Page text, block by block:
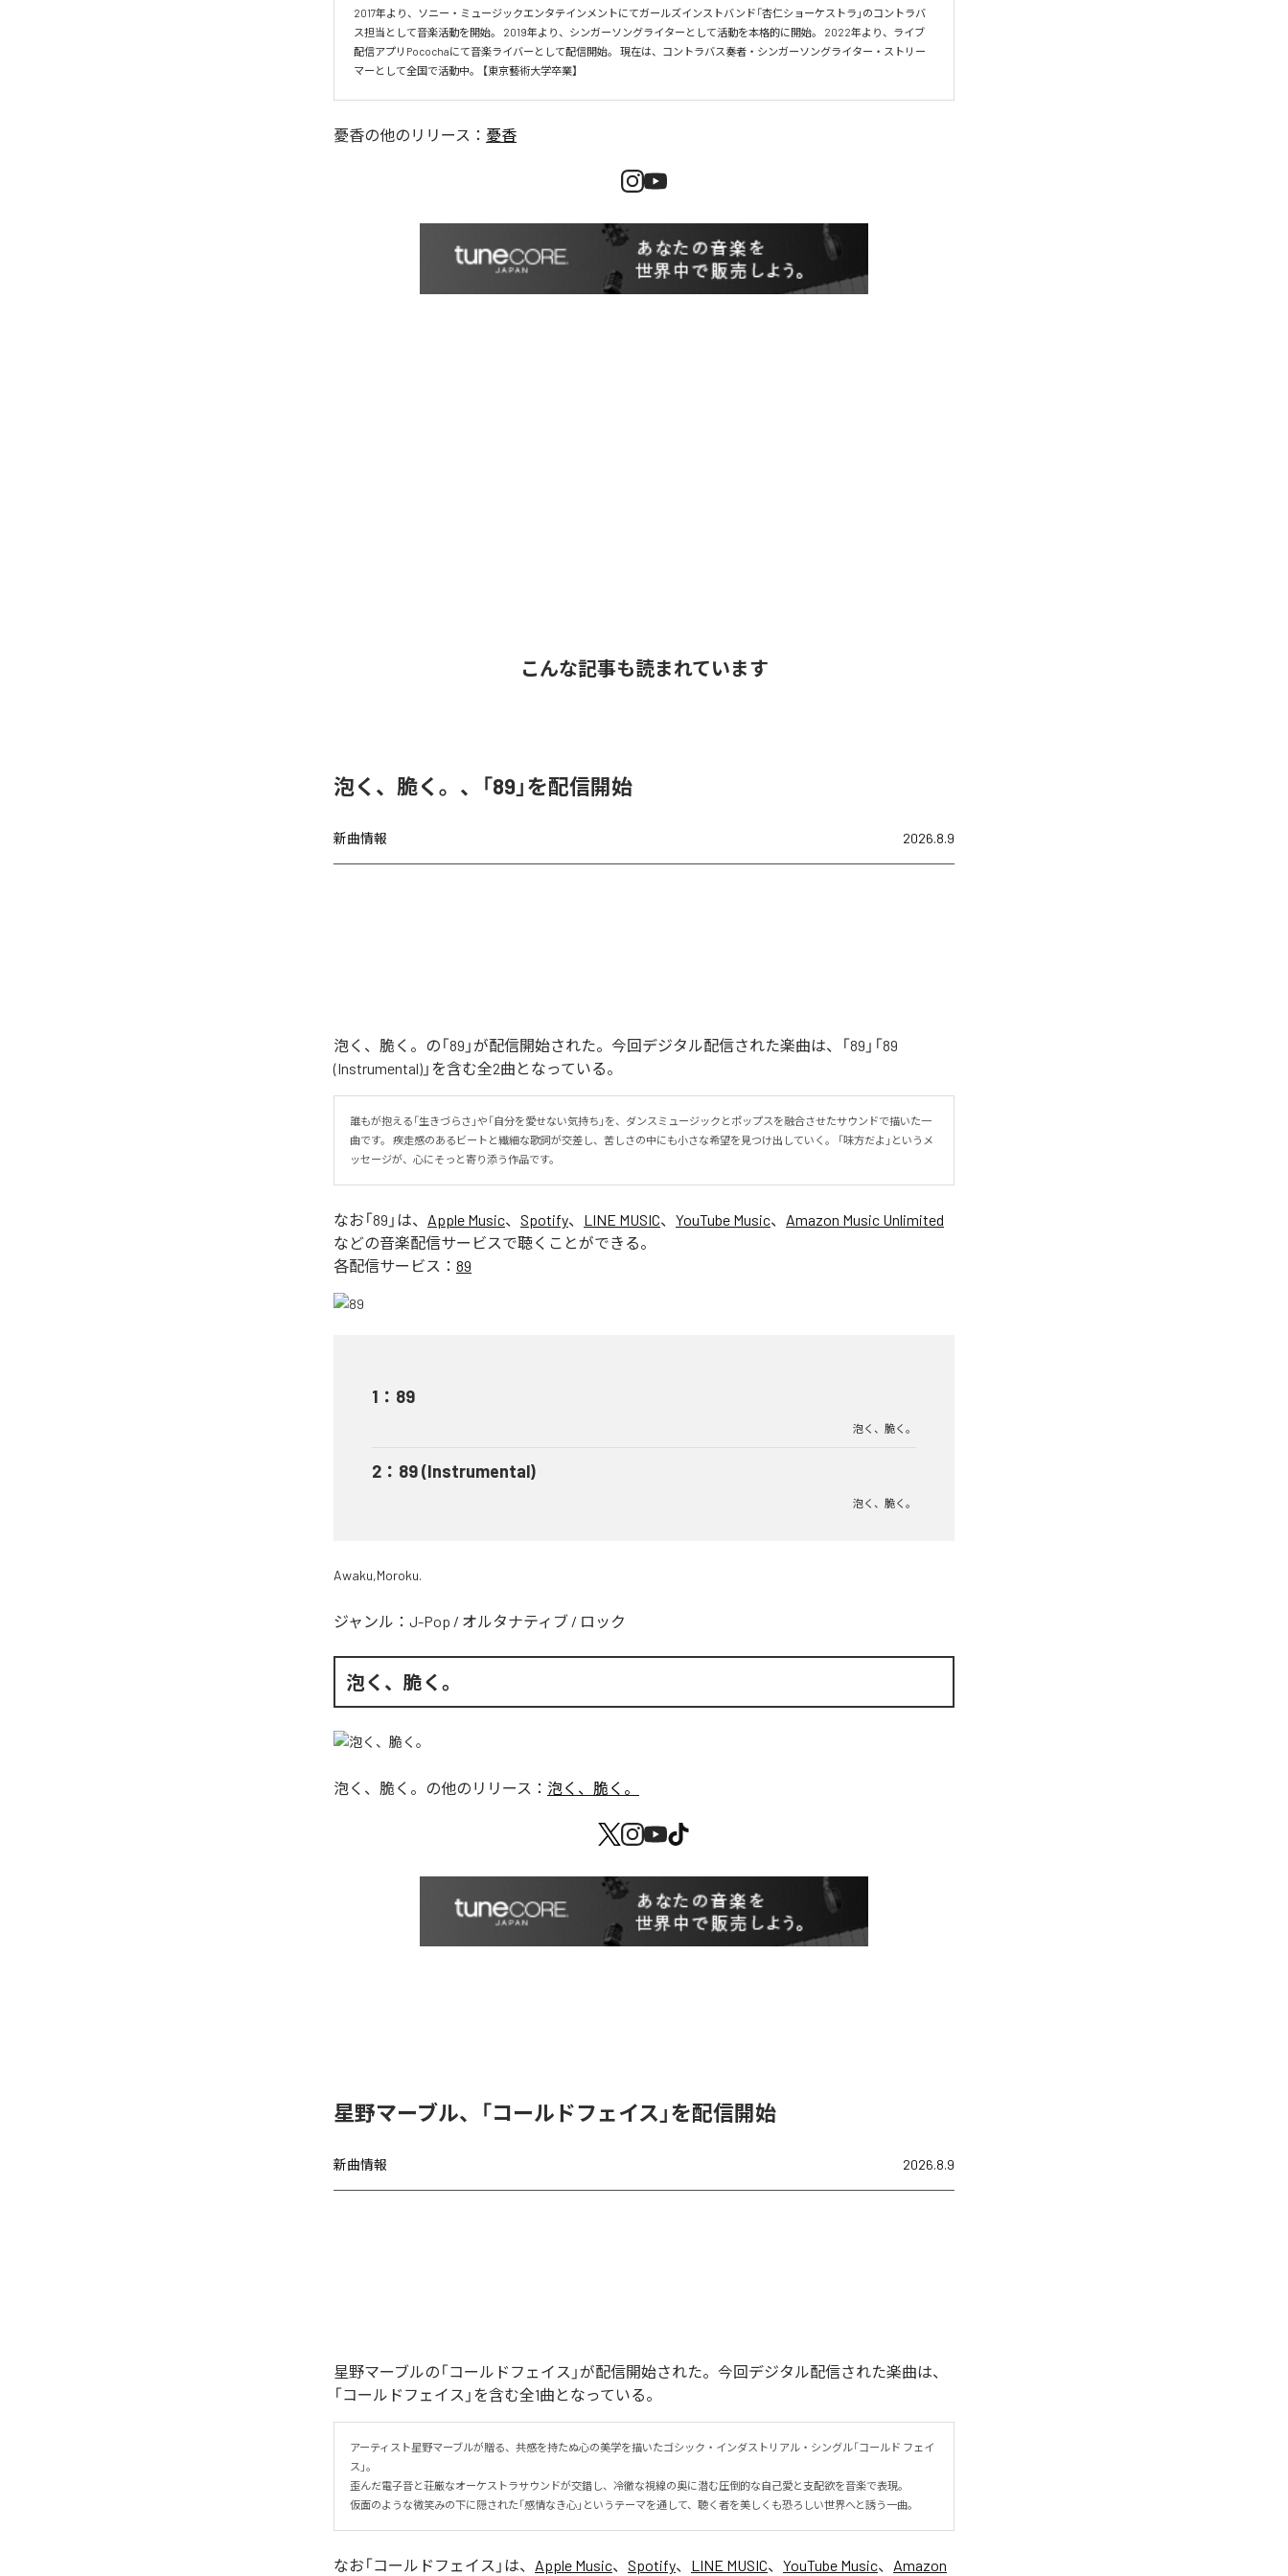
2017年より、ソニー・ミュージックエンタテインメントにてガールズインストバンド「杏仁ショーケストラ」のコントラバ
ス担当として音楽活動を開始。 2019年より、シンガーソングライターとして活動を本格的に開始。 2022年より、ライブ
配信アプリPocochaにて音楽ライバーとして配信開始。 現在は、コントラバス奏者・シンガーソングライター・ストリー
マーとして全国で活動中。 【東京藝術大学卒業】
憂香の他のリリース： 憂香
こんな記事も読まれています
泡く、脆く。、「89」を配信開始
新曲情報 2026.8.9
泡く、脆く。の「89」が配信開始された。今回デジタル配信された楽曲は、「89」「89
(Instrumental)」を含む全2曲となっている。
誰もが抱える「生きづらさ」や「自分を愛せない気持ち」を、ダンスミュージックとポップスを融合させたサウンドで描いた一
曲です。 疾走感のあるビートと繊細な歌詞が交差し、苦しさの中にも小さな希望を見つけ出していく。 「味方だよ」というメ
ッセージが、心にそっと寄り添う作品です。
なお「89 」は、 Apple Music、 Spotify、 LINE MUSIC、 YouTube Music、 Amazon Music Unlimited
などの音楽配信サービスで聴くことができる。
各配信サービス： 89
1 ： 89
泡く、脆く。
2 ： 89 (Instrumental)
泡く、脆く。
Awaku,Moroku.
ジャンル： J-Pop / オルタナティブ / ロック
泡く、脆く。
泡く、脆く。 の他のリリース： 泡く、脆く。
星野マーブル、「コールドフェイス」を配信開始
新曲情報 2026.8.9
星野マーブルの「コールドフェイス」が配信開始された。今回デジタル配信された楽曲は、
「コールドフェイス」を含む全1曲となっている。
アーティスト星野マーブルが贈る、共感を持たぬ心の美学を描いたゴシック・インダストリアル・シングル「コールド フェイ
ス」。
歪んだ電子音と荘厳なオーケストラサウンドが交錯し、冷徹な視線の奥に潜む圧倒的な自己愛と支配欲を音楽で表現。
仮面のような微笑みの下に隠された「感情なき心」というテーマを通して、聴く者を美しくも恐ろしい世界へと誘う一曲。
なお「コールドフェイス 」は、 Apple Music、 Spotify、 LINE MUSIC、 YouTube Music、 Amazon